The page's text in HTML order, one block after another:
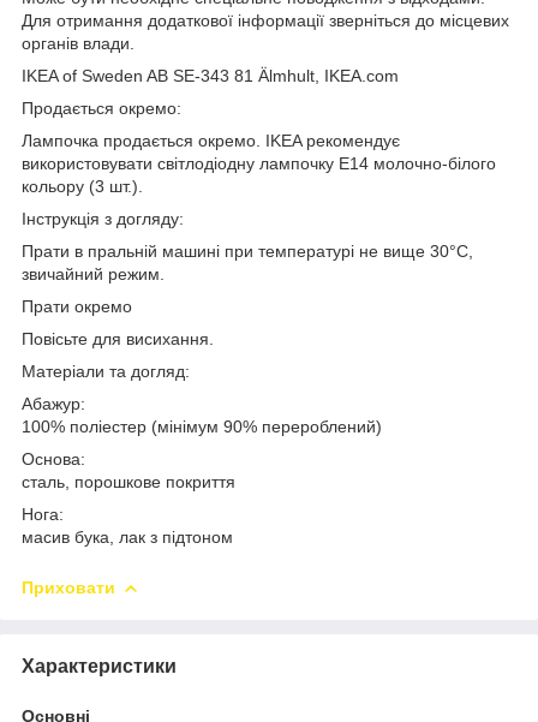
Для отримання додаткової інформації зверніться до місцевих
органів влади.
IKEA of Sweden AB SE-343 81 Älmhult, IKEA.com
Продається окремо:
Лампочка продається окремо. IKEA рекомендує
використовувати світлодіодну лампочку E14 молочно-білого
кольору (3 шт.).
Інструкція з догляду:
Прати в пральній машині при температурі не вище 30°C,
звичайний режим.
Прати окремо
Повісьте для висихання.
Матеріали та догляд:
Абажур:
100% поліестер (мінімум 90% перероблений)
Основа:
сталь, порошкове покриття
Нога:
масив бука, лак з підтоном
Приховати
Характеристики
Основні